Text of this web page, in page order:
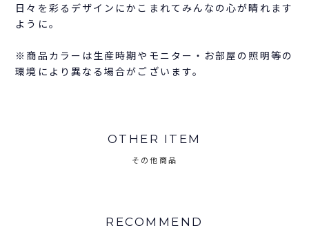
日々を彩るデザインにかこまれてみんなの心が晴れます
ように。
※商品カラーは生産時期やモニター・お部屋の照明等の
環境により異なる場合がございます。
OTHER ITEM
その他商品
RECOMMEND